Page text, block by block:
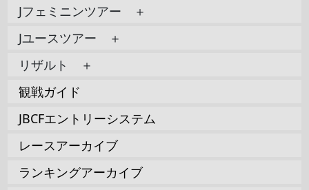
Jフェミニンツアー ＋
Jユースツアー ＋
リザルト ＋
観戦ガイド
JBCFエントリーシステム
レースアーカイブ
ランキングアーカイブ